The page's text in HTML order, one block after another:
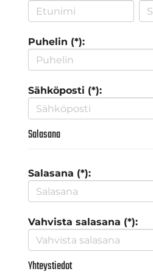
Puhelin (*):
Sähköposti (*):
Salasana
Salasana (*):
Vahvista salasana (*):
Yhteystiedot